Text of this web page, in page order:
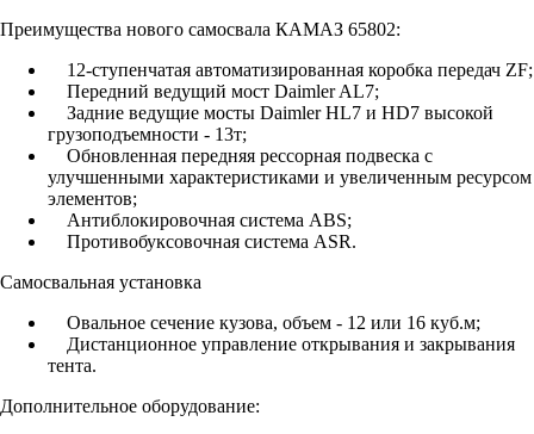
Преимущества нового самосвала КАМАЗ 65802:
12-ступенчатая автоматизированная коробка передач ZF;
Передний ведущий мост Daimler AL7;
Задние ведущие мосты Daimler HL7 и HD7 высокой
грузоподъемности - 13т;
Обновленная передняя рессорная подвеска с
улучшенными характеристиками и увеличенным ресурсом
элементов;
Антиблокировочная система ABS;
Противобуксовочная система ASR.
Самосвальная установка
Овальное сечение кузова, объем - 12 или 16 куб.м;
Дистанционное управление открывания и закрывания
тента.
Дополнительное оборудование: